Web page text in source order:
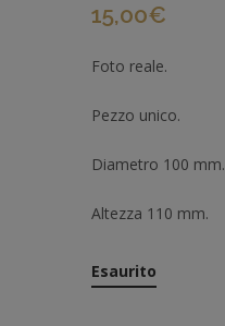
15,00€
Foto reale.
Pezzo unico.
Diametro 100 mm.
Altezza 110 mm.
Esaurito